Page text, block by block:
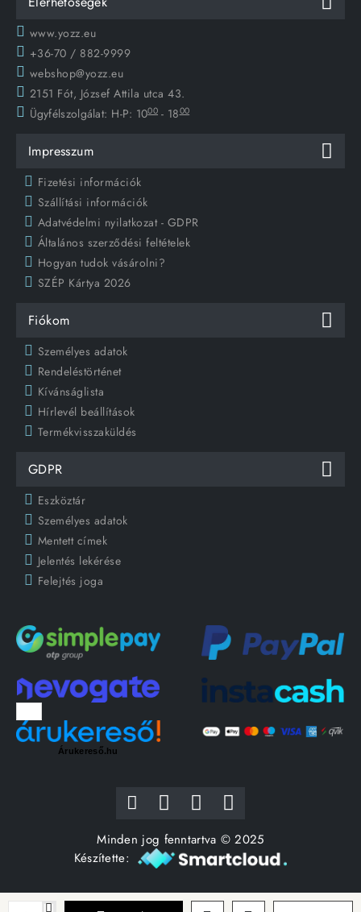
www.yozz.eu
+36-70 / 882-9999
webshop@yozz.eu
2151 Fót, József Attila utca 43.
Ügyfélszolgálat: H-P: 1000 - 1800
Impresszum
Fizetési információk
Szállítási információk
Adatvédelmi nyilatkozat - GDPR
Általános szerződési feltételek
Hogyan tudok vásárolni?
SZÉP Kártya 2026
Fiókom
Személyes adatok
Rendeléstörténet
Kívánságlista
Hírlevél beállítások
Termékvisszaküldés
GDPR
Eszköztár
Személyes adatok
Mentett címek
Jelentés lekérése
Felejtés joga
Árukereső.hu
Minden jog fenntartva © 2025
Készítette: